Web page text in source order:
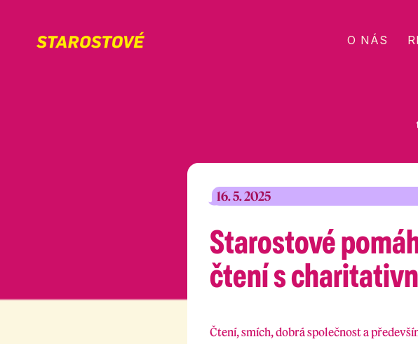
O NÁS
16. 5. 2025
Starostové
čtení s
Čtení, smích, dobrá společnost a